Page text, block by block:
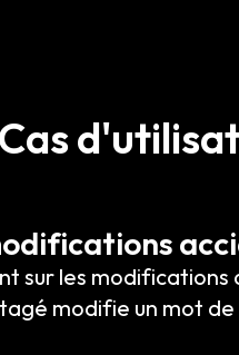
Cas
sur les modifications
modifie un mot de